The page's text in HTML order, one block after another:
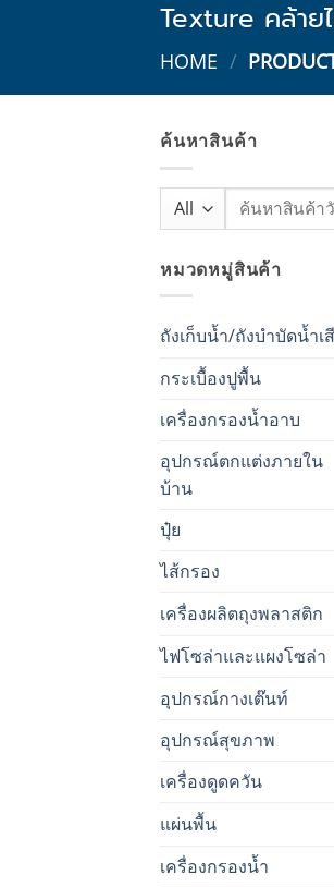
Texture คล้าย
HOME /
ค้นหาสินค้า
Search
หมวดหมู่สินค้า
ถังเก็บน้ำ/ถังบำบัดน้ำเ
กระเบื้องปูพื้น
เครื่องกรองน้ำอาบ
อุปกรณ์ตกแต่งภายใน
บ้าน
ปุ๋ย
ไส้กรอง
เครื่องผลิตถุงพลาสติก
ไฟโซล่าและแผงโซล่า
อุปกรณ์กางเต๊นท์
อุปกรณ์สุขภาพ
เครื่องดูดควัน
แผ่นพื้น
เครื่องกรองน้ำ